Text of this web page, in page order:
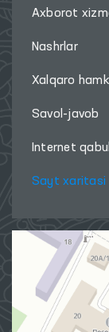
Axborot
Nashrlar
Xalqaro
Savol-javob
Internet
Sayt xaritasi